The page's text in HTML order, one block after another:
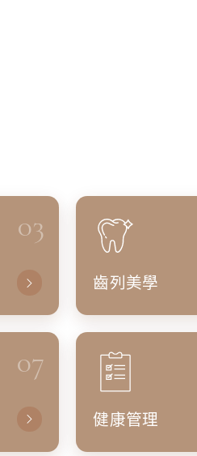
03
齒列美學
07
健康管理